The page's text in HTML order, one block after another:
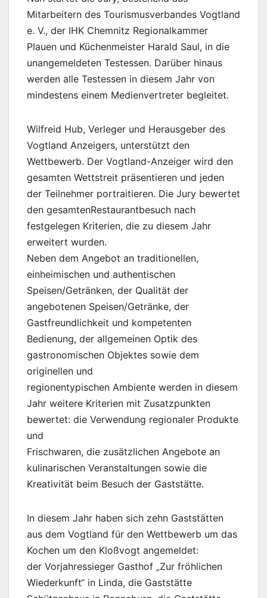
Mitarbeitern des Tourismusverbandes Vogtland
e. V., der IHK Chemnitz Regionalkammer
Plauen und Küchenmeister Harald Saul, in die
unangemeldeten Testessen. Darüber hinaus
werden alle Testessen in diesem Jahr von
mindestens einem Medienvertreter begleitet.
Wilfreid Hub, Verleger und Herausgeber des
Vogtland Anzeigers, unterstützt den
Wettbewerb. Der Vogtland-Anzeiger wird den
gesamten Wettstreit präsentieren und jeden
der Teilnehmer portraitieren. Die Jury bewertet
den gesamtenRestaurantbesuch nach
festgelegen Kriterien, die zu diesem Jahr
erweitert wurden.
Neben dem Angebot an traditionellen,
einheimischen und authentischen
Speisen/Getränken, der Qualität der
angebotenen Speisen/Getränke, der
Gastfreundlichkeit und kompetenten
Bedienung, der allgemeinen Optik des
gastronomischen Objektes sowie dem
originellen und
regionentypischen Ambiente werden in diesem
Jahr weitere Kriterien mit Zusatzpunkten
bewertet: die Verwendung regionaler Produkte
und
Frischwaren, die zusätzlichen Angebote an
kulinarischen Veranstaltungen sowie die
Kreativität beim Besuch der Gaststätte.
In diesem Jahr haben sich zehn Gaststätten
aus dem Vogtland für den Wettbewerb um das
Kochen um den Kloßvogt angemeldet:
der Vorjahressieger Gasthof „Zur fröhlichen
Wiederkunft“ in Linda, die Gaststätte